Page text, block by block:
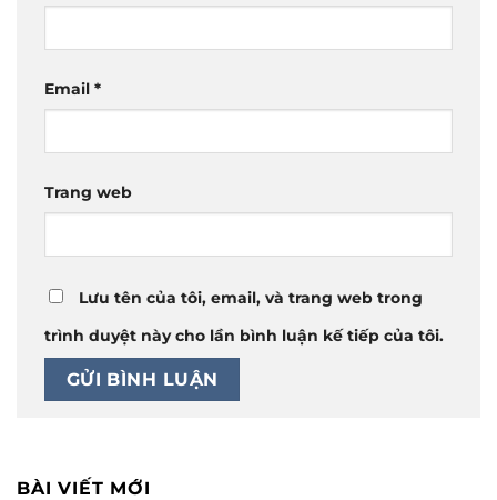
Email *
Trang web
Lưu tên của tôi, email, và trang web trong
trình duyệt này cho lần bình luận kế tiếp của tôi.
BÀI VIẾT MỚI